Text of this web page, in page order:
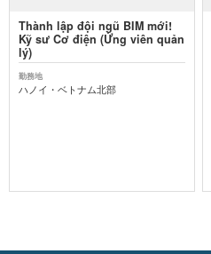
Thành lập đội ngũ BIM mới!
Kỹ sư Cơ điện (Ứng viên quản
lý)
勤務地
ハノイ・ベトナム北部